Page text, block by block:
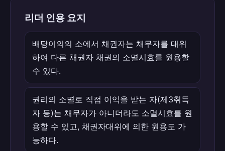
리더 인용 요지
배당이의의 소에서 채권자는 채무자를 대위
하여 다른 채권자 채권의 소멸시효를 원용할
수 있다.
권리의 소멸로 직접 이익을 받는 자(제3취득
자 등)는 채무자가 아니더라도 소멸시효를 원
용할 수 있고, 채권자대위에 의한 원용도 가
능하다.